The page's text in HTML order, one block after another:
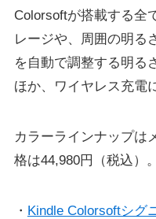
Colorsoftが搭載する全
レージや、周囲の明る
を自動で調整する明る
ほか、ワイヤレス充電
カラーラインナップは
格は44,980円（税込）。
・ Kindle Colorsoftシグ